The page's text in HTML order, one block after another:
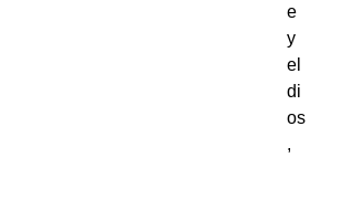
e
y
el
di
os
,